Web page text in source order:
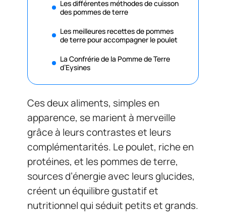
Les différentes méthodes de cuisson
des pommes de terre
Les meilleures recettes de pommes
de terre pour accompagner le poulet
La Confrérie de la Pomme de Terre
d’Eysines
Ces deux aliments, simples en
apparence, se marient à merveille
grâce à leurs contrastes et leurs
complémentarités. Le poulet, riche en
protéines, et les pommes de terre,
sources d’énergie avec leurs glucides,
créent un équilibre gustatif et
nutritionnel qui séduit petits et grands.